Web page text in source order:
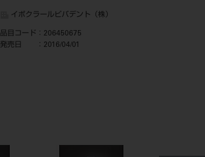
イボクラールビバデント（株）
品目コード ：206450675
発売日
：2016/04/01